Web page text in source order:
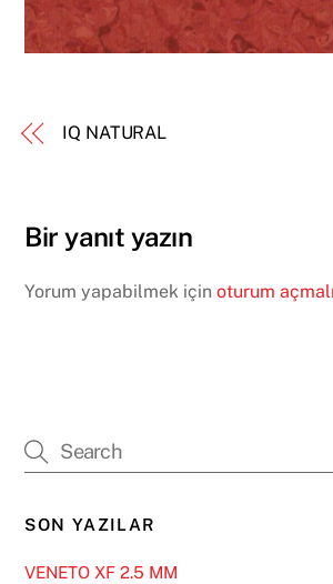
IQ NATURAL
Bir yanıt yazın
Yorum yapabilmek içinoturum
SON YAZILAR
VENETO XF 2.5 MM